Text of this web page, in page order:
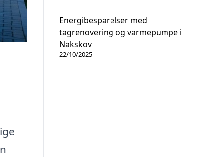
Energibesparelser med
tagrenovering og varmepumpe i
Nakskov
22/10/2025